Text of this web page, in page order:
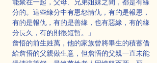
能聚在一起，父母、兄弟姐妹之間，都是有緣
分的。這些緣分中有恩怨情仇，有的是報恩，
有的是報仇，有的是善緣，也有惡緣，有的緣
分長久，有的則很短暫。」
詹悟的前生姓萬，他的家族曾將畢生的積蓄借
給詹悟的父親做生意，但詹悟的父親一直未能